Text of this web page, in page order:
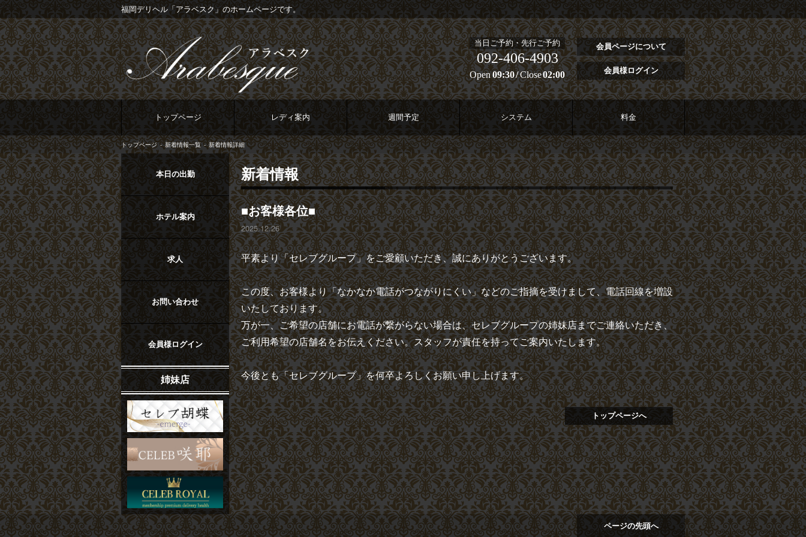
福岡デリヘル「アラベスク」のホームページです。
当日ご予約・先行ご予約
092-406-4903
Open09:30 Close02:00
会員ページについて
会員様ログイン
トップページ レディ案内 週間予定 システム 料金
トップページ 新着情報一覧 新着情報詳細
新着情報
■お客様各位■
2025.12.26
平素より「セレブグループ」をご愛顧いただき、誠にありがとうございます。
この度、お客様より「なかなか電話がつながりにくい」などのご指摘を受けまして、電話回線を増設
いたしております。
万が一、ご希望の店舗にお電話が繋がらない場合は、セレブグループの姉妹店までご連絡いただき、
ご利用希望の店舗名をお伝えください。スタッフが責任を持ってご案内いたします。
今後とも「セレブグループ」を何卒よろしくお願い申し上げます。
トップページへ
本日の出勤
ホテル案内
求人
お問い合わせ
会員様ログイン
姉妹店
ページの先頭へ